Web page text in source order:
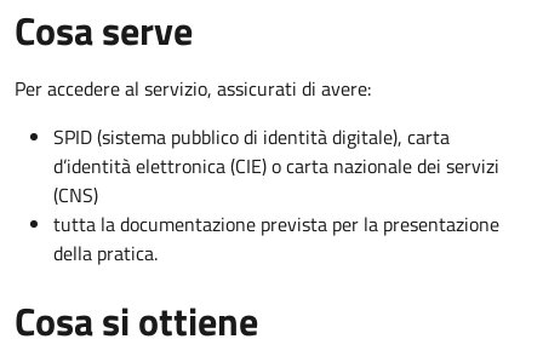
Cosa serve
Per accedere al servizio, assicurati di avere:
SPID (sistema pubblico di identità digitale), carta
d’identità elettronica (CIE) o carta nazionale dei servizi
(CNS)
tutta la documentazione prevista per la presentazione
della pratica.
Cosa si ottiene